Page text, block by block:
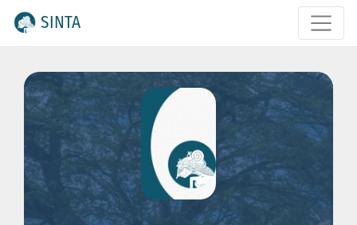
SINTA